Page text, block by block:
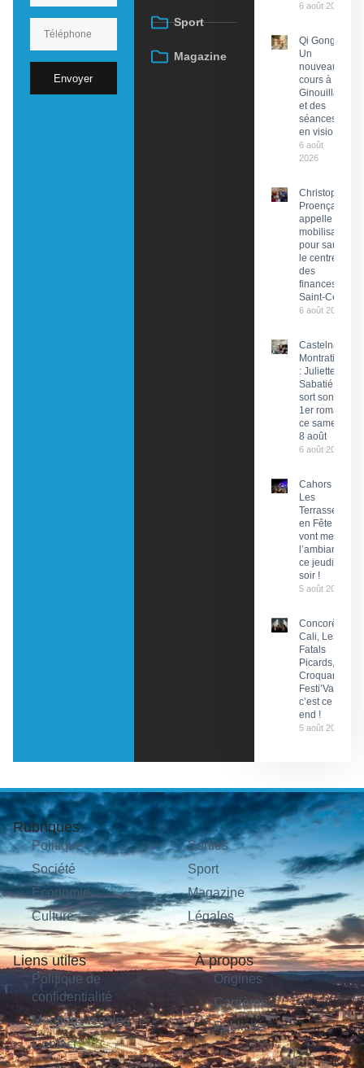
Envoyer
Sport
Magazine
6 août 2026
Qi Gong :
Un
nouveau
cours à
Ginouillac
et des
séances
en visio
6 août
2026
Christophe
Proença
appelle à la
mobilisation
pour sauver
le centre
des
finances de
Saint-Céré
6 août 2026
Castelnau-
Montratier
: Juliette
Sabatié
sort son
1er roman
ce samedi
8 août
6 août 2026
Cahors :
Les
Terrasses
en Fête
vont mettre
l’ambiance
ce jeudi
soir !
5 août 2026
Concorès :
Cali, Les
Fatals
Picards, Les
Croquants…
Festi’ValCéou,
c’est ce week-
end !
5 août 2026
Rubriques
Politique
Société
Économie
Culture
Sorties
Sport
Magazine
Légales
Liens utiles
Politique de
confidentialité
Mentions légales
Contact
À propos
Origines
Carrières
Publicité